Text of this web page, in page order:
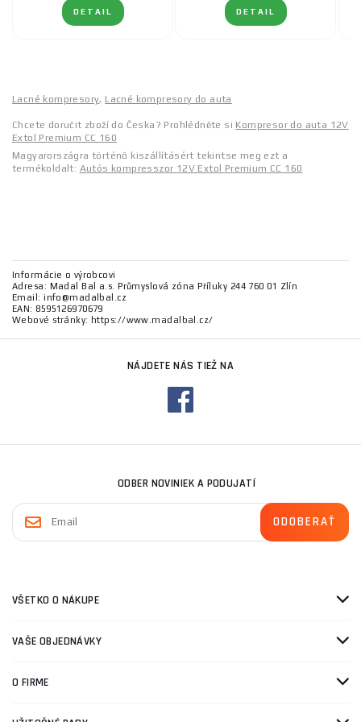
DETAIL DETAIL
Lacné kompresory, Lacné kompresory do auta
Chcete doručit zboží do Česka? Prohlédněte si Kompresor do auta 12V
Extol Premium CC 160
Magyarországra történő kiszállításért tekintse meg ezt a
termékoldalt: Autós kompresszor 12V Extol Premium CC 160
Informácie o výrobcovi
Adresa: Madal Bal a.s. Průmyslová zóna Příluky 244 760 01 Zlín
Email: info@madalbal.cz
EAN: 8595126970679
Webové stránky: https://www.madalbal.cz/
NÁJDETE NÁS TIEŽ NA
ODBER NOVINIEK A PODUJATÍ
VŠETKO O NÁKUPE
VAŠE OBJEDNÁVKY
O FIRME